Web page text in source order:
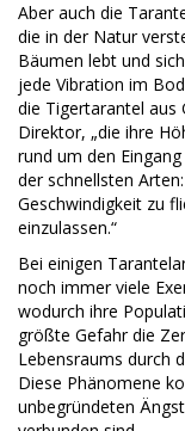
Aber auch die
die in der Natur
Bäumen lebt und
jede Vibration im
die Tigertarantel aus
Direktor, „die ihre
rund um den
der schnellsten
Geschwindigkeit zu
einzulassen.“
Bei einigen
noch immer viele
wodurch ihre
größte Gefahr die
Lebensraums durch
Diese Phänomene
unbegründeten